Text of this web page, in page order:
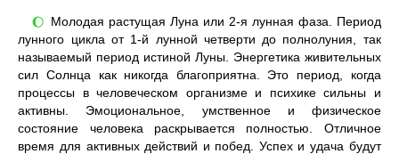
🌔
Молодая растущая Луна или 2-я лунная фаза. Период
лунного цикла от 1-й лунной четверти до полнолуния, так
называемый период истиной Луны. Энергетика живительных
сил Солнца как никогда благоприятна. Это период, когда
процессы в человеческом организме и психике сильны и
активны. Эмоциональное, умственное и физическое
состояние человека раскрывается полностью. Отличное
время для активных действий и побед. Успех и удача будут